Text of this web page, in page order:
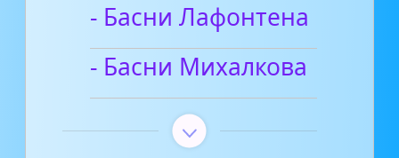
- Басни Лафонтена
- Басни Михалкова